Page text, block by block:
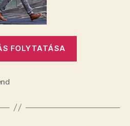
FOLYTATÁSA